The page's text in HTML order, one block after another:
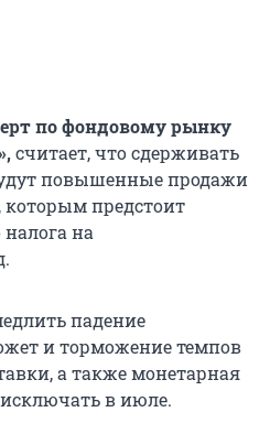
по фондовому рынку
считает, что сдерживать
повышенные продажи
предстоит
на
падение
и торможение темпов
а также монетарная
в июле.